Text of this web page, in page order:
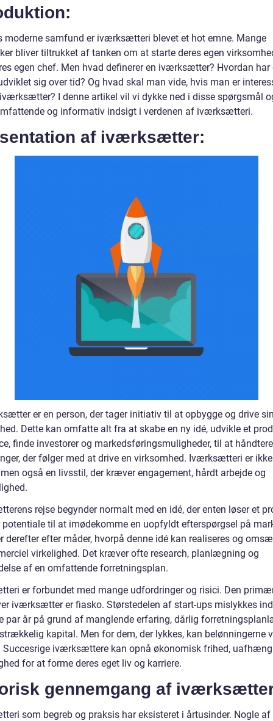
moderne samfund er iværksætteri blevet et hot emne. Mange
bliver tiltrukket af tanken om at starte deres egen
egen chef. Men hvad definerer en iværksætter? Hvordan har
sig over tid? Og hvad skal man vide, hvis man er
I denne artikel vil vi dykke ned i disse spørgsmål
og informativ indsigt i verdenen af iværksætteri.
af iværksætter:
er en person, der tager initiativ til at opbygge og drive
Dette kan omfatte alt fra at skabe en ny idé, udvikle et
finde investorer og markedsføringsmuligheder, til at
der følger med at drive en virksomhed. Iværksætteri er
men også en livsstil, der kræver engagement, hårdt arbejde og
rejse begynder normalt med en idé, der enten løser et
potentiale til at imødekomme en uopfyldt efterspørgsel på
derefter efter måder, hvorpå denne idé kan realiseres og
virkelighed. Det kræver ofte research, planlægning og
af en omfattende forretningsplan.
er forbundet med mange udfordringer og risici. Den
iværksætter er fiasko. Størstedelen af start-ups mislykkes
par år på grund af manglende erfaring, dårlig
kapital. Men for dem, der lykkes, kan belønningerne
Succesrige iværksættere kan opnå økonomisk frihed,
for at forme deres eget liv og karriere.
gennemgang af
som begreb og praksis har eksisteret i årtusinder. Nogle af